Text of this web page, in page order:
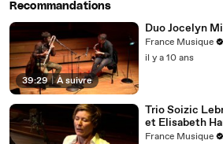
Recommandations
39:29 | À suivre
Duo Jocelyn
France Musique
il y a 10 ans
Trio Soizic
et Elisabeth
France Musique